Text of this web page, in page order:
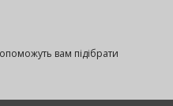
вам підібрати